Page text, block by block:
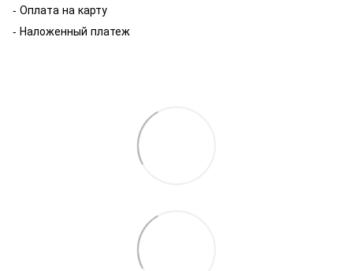
- Оплата на карту
- Наложенный платеж